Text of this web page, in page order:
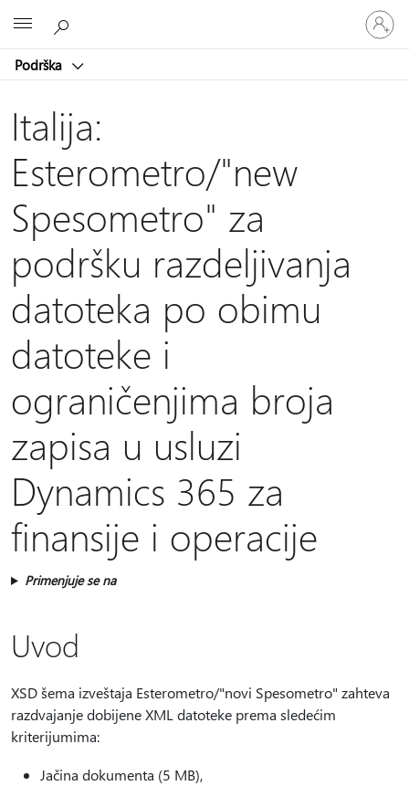
Podrška
Prijavite
se
na
Italija:
Esterometro/"new
Spesometro" za
podršku razdeljivanja
datoteka po obimu
datoteke i
ograničenjima broja
zapisa u usluzi
Dynamics 365 za
finansije i operacije
Primenjuje se na
Uvod
XSD šema izveštaja Esterometro/"novi Spesometro" zahteva
razdvajanje dobijene XML datoteke prema sledećim
kriterijumima:
Jačina dokumenta (5 MB),